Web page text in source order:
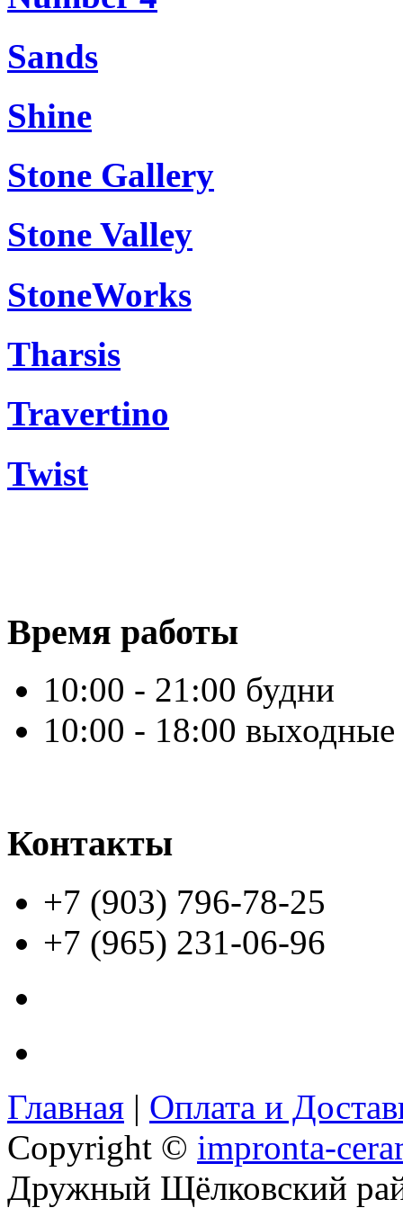
Sands
Shine
Stone Gallery
Stone Valley
StoneWorks
Tharsis
Travertino
Twist
Время работы
10:00 - 21:00 будни
10:00 - 18:00 выходные
Контакты
+7 (903) 796-78-25
+7 (965) 231-06-96
Главная | Оплата и
Copyright © impronta-
Дружный Щёлковский